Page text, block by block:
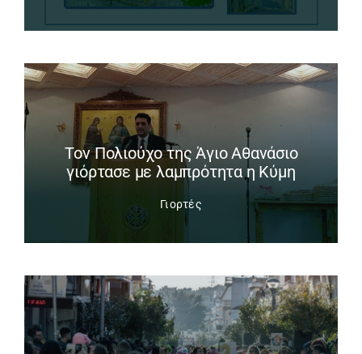
Tον Πολιούχο της Άγιο Αθανάσιο
γιόρτασε με λαμπρότητα η Κύμη
Γιορτές